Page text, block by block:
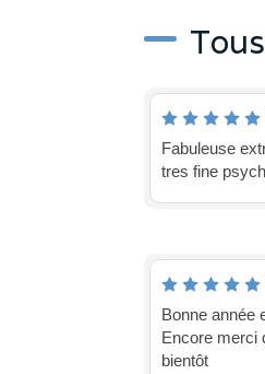
Fabuleuse
tres fine
Bonne année
Encore merci
bientôt